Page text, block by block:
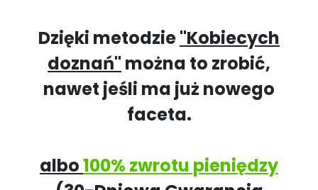
Dzięki metodzie"Kobiecych
doznań" można to zrobić,
nawet jeśli ma już nowego
faceta.
albo100% zwrotu pieniędzy